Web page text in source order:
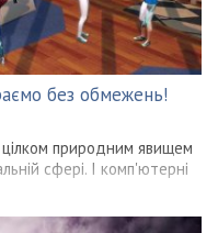
без обмежень!
природним явищем
сфері. І комп'ютерні